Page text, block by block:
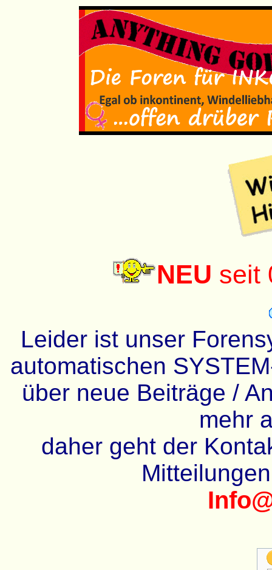
NEU seit
Leider ist unser
automatischen
über neue Beiträge /
mehr
daher geht der